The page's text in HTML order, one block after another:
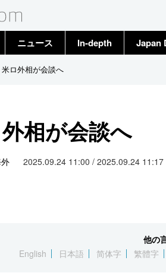
ニュース
トップ
In-depth Japan
米ロ外相が会談へ
相が会談へ
2025.09.24 11:00 / 2025.09.24 11:17
他の
English
日本語 简体字 繁體字